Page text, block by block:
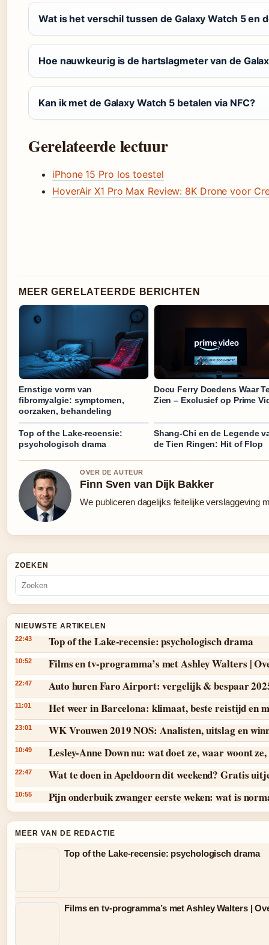
Wat is het verschil tussen de Galaxy Watch 5 en
Hoe nauwkeurig is de hartslagmeter van de
Kan ik met de Galaxy Watch 5 betalen via NFC?
Gerelateerde lectuur
iPhone 15 Pro los toestel
HoverAir X1 Pro Max Review: 8K Drone voor
MEER GERELATEERDE BERICHTEN
Ernstige vorm van
fibromyalgie: symptomen,
oorzaken, behandeling
Docu Ferry Doedens Waar
Zien – Exclusief op Prime
Top of the Lake-recensie:
psychologisch drama
Shang-Chi en de Legende
de Tien Ringen: Hit of Flop
OVER DE AUTEUR
Finn Sven van Dijk Bakker
We publiceren dagelijks feitelijke verslaggeving
ZOEKEN
NIEUWSTE ARTIKELEN
22:43 Top of the Lake-recensie: psychologisch drama
10:52 Films en tv-programma’s met Ashley Walters |
22:47 Auto huren Faro Airport: vergelijk & bespaar
11:01 Het weer in Barcelona: klimaat, beste reistijd en
23:01 WK Vrouwen 2019 NOS: Analisten, uitslag en
10:49 Lesley-Anne Down nu: wat doet ze, waar woont
22:47 Wat te doen in Apeldoorn dit weekend? Gratis
10:55 Pijn onderbuik zwanger eerste weken: wat is
MEER VAN DE REDACTIE
Top of the Lake-recensie: psychologisch drama
Films en tv-programma’s met Ashley Walters |